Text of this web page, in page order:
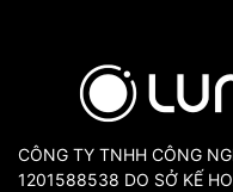
CÔNG TY TNHH CÔNG
1201588538 DO SỞ KẾ